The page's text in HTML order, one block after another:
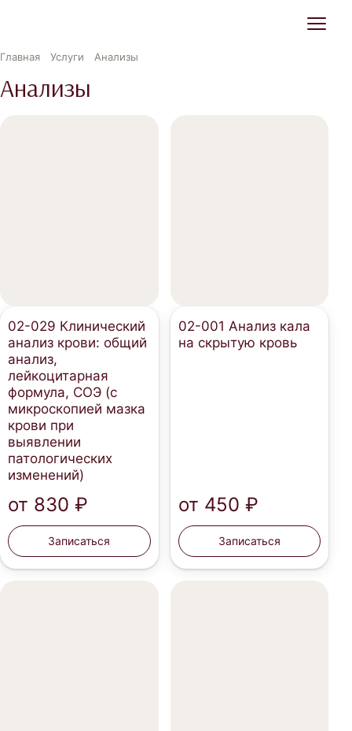
Главная Услуги Анализы
Анализы
02-029 Клинический
анализ крови: общий
анализ,
лейкоцитарная
формула, СОЭ (с
микроскопией мазка
крови при
выявлении
патологических
изменений)
от 830 ₽
Записаться
02-001 Анализ кала
на скрытую кровь
от 450 ₽
Записаться